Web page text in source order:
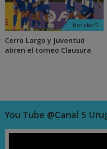
Noticias 5
Cerro Largo y Juventud
abren el torneo Clausura
You Tube @Canal 5